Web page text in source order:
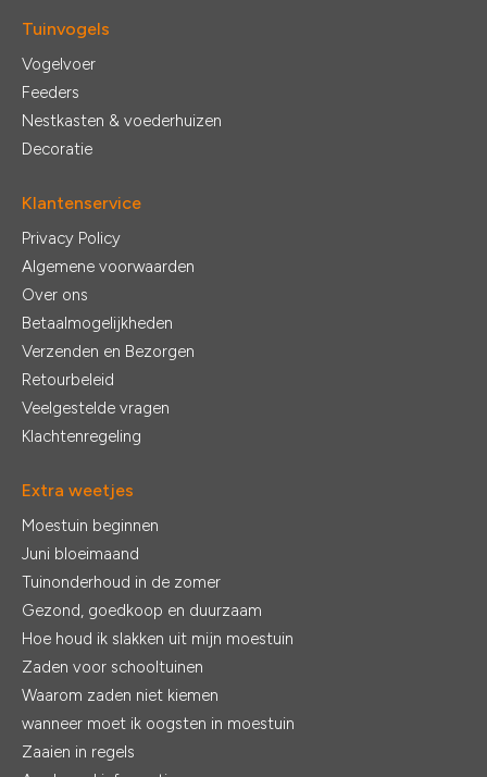
Tuinvogels
Vogelvoer
Feeders
Nestkasten & voederhuizen
Decoratie
Klantenservice
Privacy Policy
Algemene voorwaarden
Over ons
Betaalmogelijkheden
Verzenden en Bezorgen
Retourbeleid
Veelgestelde vragen
Klachtenregeling
Extra weetjes
Moestuin beginnen
Juni bloeimaand
Tuinonderhoud in de zomer
Gezond, goedkoop en duurzaam
Hoe houd ik slakken uit mijn moestuin
Zaden voor schooltuinen
Waarom zaden niet kiemen
wanneer moet ik oogsten in moestuin
Zaaien in regels